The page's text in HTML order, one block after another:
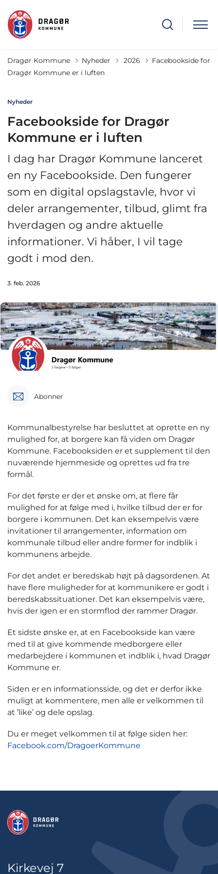
Dragør Kommune Nyheder Tilbage til
2026
Facebookside for
Dragør Kommune er i luften
Nyheder
Facebookside for Dragør
Kommune er i luften
I dag har Dragør Kommune lanceret
en ny Facebookside. Den fungerer
som en digital opslagstavle, hvor vi
deler arrangementer, tilbud, glimt fra
hverdagen og andre aktuelle
informationer. Vi håber, I vil tage
godt i mod den.
3. feb. 2026
Abonner
Kommunalbestyrelse har besluttet at oprette en ny
mulighed for, at borgere kan få viden om Dragør
Kommune. Facebooksiden er et supplement til den
nuværende hjemmeside og oprettes ud fra tre
formål.
For det første er der et ønske om, at flere får
mulighed for at følge med i, hvilke tilbud der er for
borgere i kommunen. Det kan eksempelvis være
invitationer til arrangementer, information om
kommunale tilbud eller andre former for indblik i
kommunens arbejde.
For det andet er beredskab højt på dagsordenen. At
have flere muligheder for at kommunikere er godt i
beredskabssituationer. Det kan eksempelvis være,
hvis der igen er en stormflod der rammer Dragør.
Et sidste ønske er, at en Facebookside kan være
med til at give kommende medborgere eller
medarbejdere i kommunen et indblik i, hvad Dragør
Kommune er.
Siden er en informationsside, og det er derfor ikke
muligt at kommentere, men alle er velkommen til
at ’like’ og dele opslag.
Du er meget velkommen til at følge siden her:
Facebook.com/DragoerKommune
Kirkevej 7